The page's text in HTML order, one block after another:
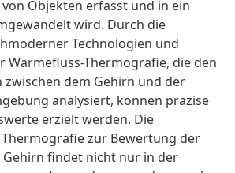
Objekten erfasst und in ein
wird. Durch die
Technologien und
Wärmefluss-Thermografie, die den
zwischen dem Gehirn und der
analysiert, können präzise
erzielt werden. Die
zur Bewertung der
findet nicht nur in der